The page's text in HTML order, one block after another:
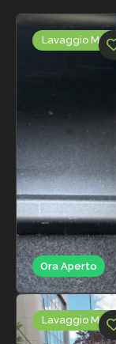
Ora Aperto
Lavaggio Moto
Lavaggio Moto